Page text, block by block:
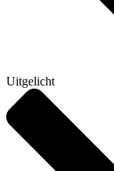
Uitgelicht